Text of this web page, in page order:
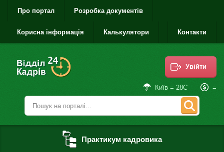
Про портал Розробка документів
Корисна інформація Калькулятори Контакти
Увійти
Київ = 28С =
Практикум кадровика